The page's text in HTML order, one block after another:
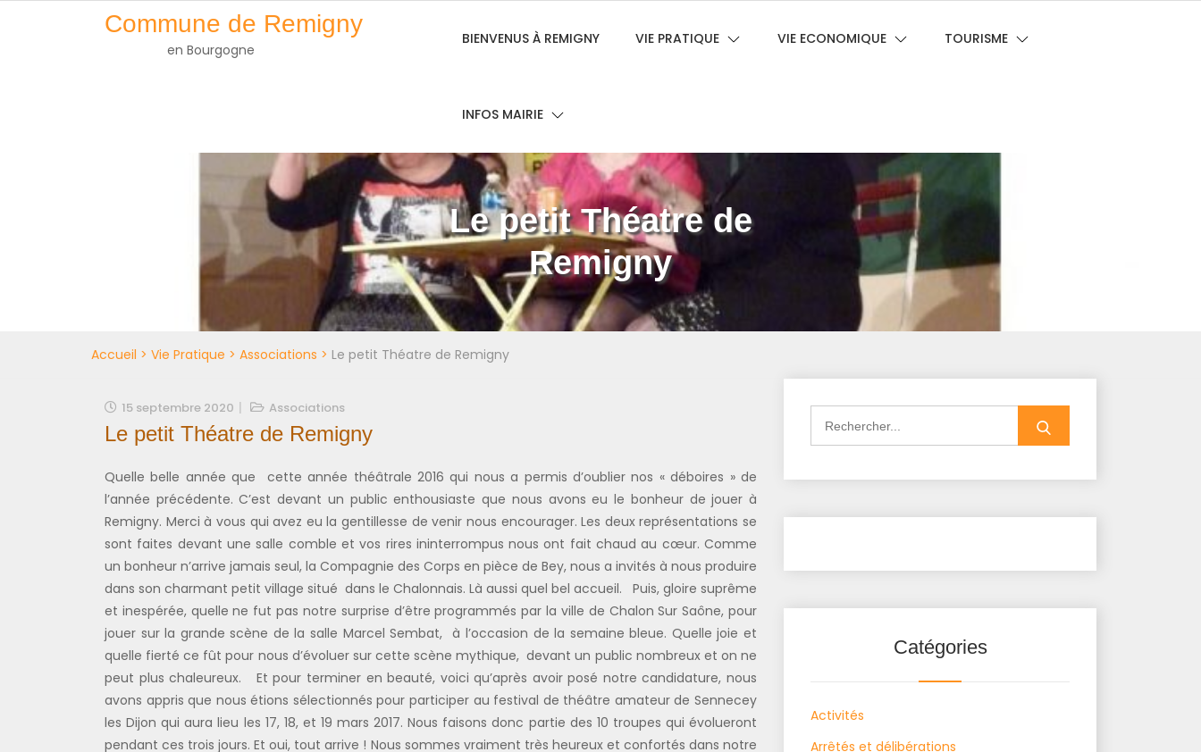
Commune de Remigny
en Bourgogne
BIENVENUS À REMIGNY VIE PRATIQUE VIE ECONOMIQUE TOURISME
INFOS MAIRIE
Le petit Théatre de
Remigny
Accueil > Vie Pratique > Associations > Le petit Théatre de Remigny
15 septembre 2020 Associations
Le petit Théatre de Remigny
Quelle belle année que cette année théâtrale 2016 qui nous a permis d’oublier nos « déboires » de
l’année précédente. C’est devant un public enthousiaste que nous avons eu le bonheur de jouer à
Remigny. Merci à vous qui avez eu la gentillesse de venir nous encourager. Les deux représentations se
sont faites devant une salle comble et vos rires ininterrompus nous ont fait chaud au cœur. Comme
un bonheur n’arrive jamais seul, la Compagnie des Corps en pièce de Bey, nous a invités à nous produire
dans son charmant petit village situé dans le Chalonnais. Là aussi quel bel accueil. Puis, gloire suprême
et inespérée, quelle ne fut pas notre surprise d’être programmés par la ville de Chalon Sur Saône, pour
jouer sur la grande scène de la salle Marcel Sembat, à l’occasion de la semaine bleue. Quelle joie et
quelle fierté ce fût pour nous d’évoluer sur cette scène mythique, devant un public nombreux et on ne
peut plus chaleureux. Et pour terminer en beauté, voici qu’après avoir posé notre candidature, nous
avons appris que nous étions sélectionnés pour participer au festival de théâtre amateur de Sennecey
les Dijon qui aura lieu les 17, 18, et 19 mars 2017. Nous faisons donc partie des 10 troupes qui évolueront
pendant ces trois jours. Et oui, tout arrive ! Nous sommes vraiment très heureux et confortés dans notre
Catégories
Activités
Arrêtés et délibérations